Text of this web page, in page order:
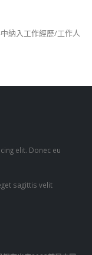
納入工作經歷/工作人
elit. Donec eu
sagittis velit